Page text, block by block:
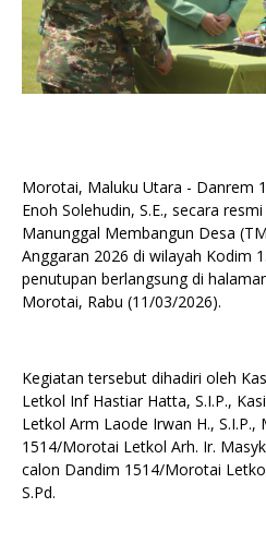
Morotai, Maluku Utara - Danrem
Enoh Solehudin, S.E., secara
Manunggal Membangun Desa
Anggaran 2026 di wilayah Kodim
penutupan berlangsung di
Morotai, Rabu (11/03/2026).
Kegiatan tersebut dihadiri oleh
Letkol Inf Hastiar Hatta, S.I.P.,
Letkol Arm Laode Irwan H., S.I.P.,
1514/Morotai Letkol Arh. Ir.
calon Dandim 1514/Morotai
S.Pd.